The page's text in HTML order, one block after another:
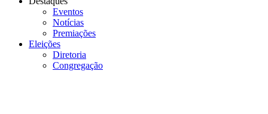
Eventos
Notícias
Premiações
Eleições
Diretoria
Congregação